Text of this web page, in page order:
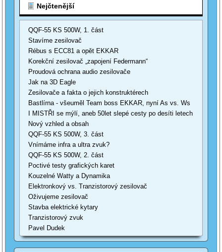
Nejčtenější
QQF-55 KS 500W, 1. část
Stavíme zesilovač
Rébus s ECC81 a opět EKKAR
Korekční zesilovač „zapojení Federmann“
Proudová ochrana audio zesilovače
Jak na 3D Eagle
Zesilovače a fakta o jejich konstruktérech
Bastlírna - všeuměl Team boss EKKAR, nyní As vs. Ws
I MISTŘI se mýlí, aneb 50let slepé cesty po desíti letech
Nový vzhled a obsah
QQF-55 KS 500W, 3. část
Vnímáme infra a ultra zvuk?
QQF-55 KS 500W, 2. část
Poctivé testy grafických karet
Kouzelné Watty a Dynamika
Elektronkový vs. Tranzistorový zesilovač
Oživujeme zesilovač
Stavba elektrické kytary
Tranzistorový zvuk
Pavel Dudek